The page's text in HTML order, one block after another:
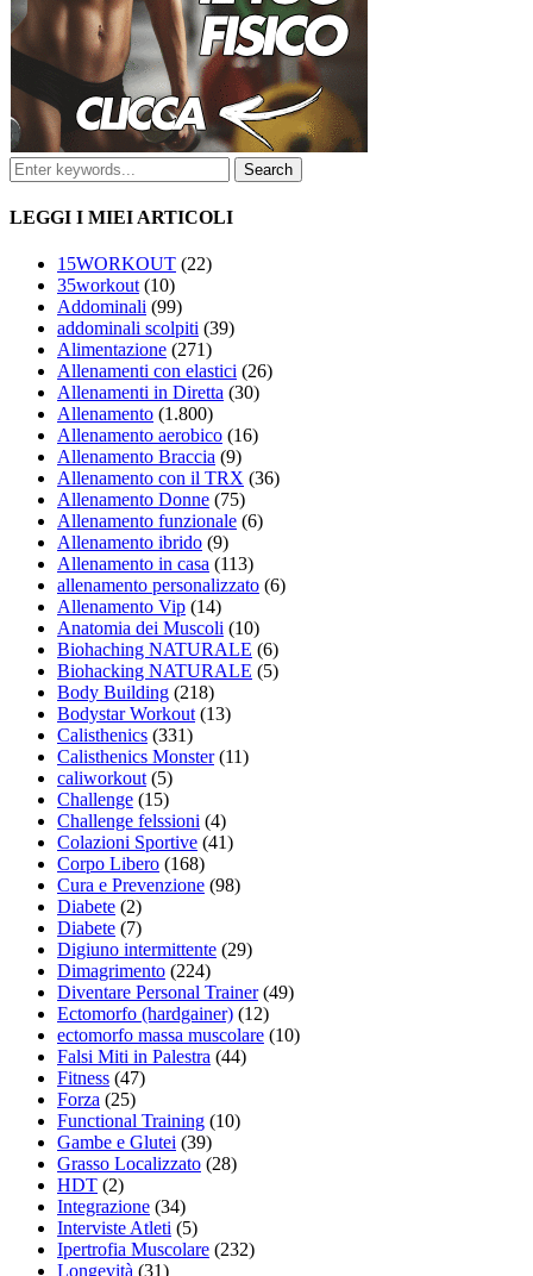
LEGGI I MIEI ARTICOLI
15WORKOUT (22)
35workout (10)
Addominali (99)
addominali scolpiti (39)
Alimentazione (271)
Allenamenti con elastici (26)
Allenamenti in Diretta (30)
Allenamento (1.800)
Allenamento aerobico (16)
Allenamento Braccia (9)
Allenamento con il TRX (36)
Allenamento Donne (75)
Allenamento funzionale (6)
Allenamento ibrido (9)
Allenamento in casa (113)
allenamento personalizzato (6)
Allenamento Vip (14)
Anatomia dei Muscoli (10)
Biohaching NATURALE (6)
Biohacking NATURALE (5)
Body Building (218)
Bodystar Workout (13)
Calisthenics (331)
Calisthenics Monster(11)
caliworkout (5)
Challenge (15)
Challenge felssioni (4)
Colazioni Sportive (41)
Corpo Libero (168)
Cura e Prevenzione (98)
Diabete (2)
Diabete (7)
Digiuno intermittente (29)
Dimagrimento (224)
Diventare Personal Trainer(49)
Ectomorfo (hardgainer) (12)
ectomorfo massa muscolare (10)
Falsi Miti in Palestra (44)
Fitness (47)
Forza (25)
Functional Training (10)
Gambe e Glutei (39)
Grasso Localizzato (28)
HDT (2)
Integrazione (34)
Interviste Atleti (5)
Ipertrofia Muscolare (232)
Longevità (31)